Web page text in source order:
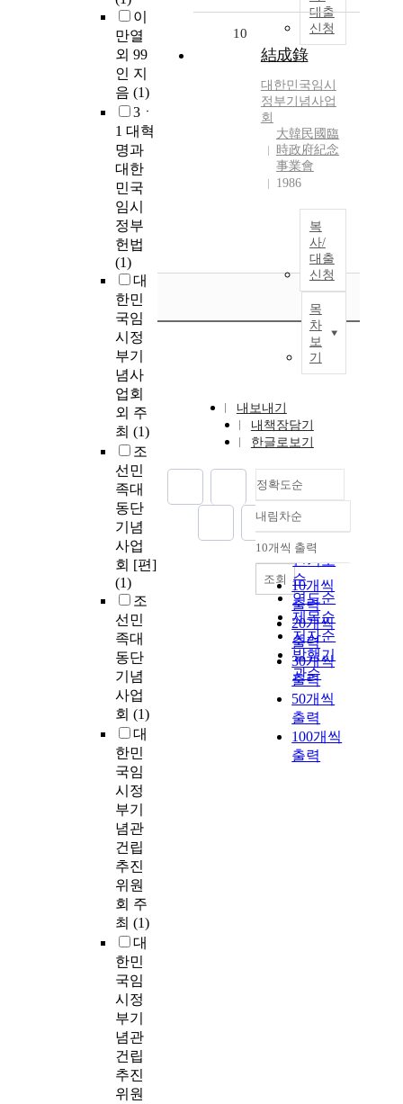
이
만열
외 99
인 지
음 (1)
3ㆍ
1 대혁
명과
대한
민국
임시
정부
헌법
(1)
대
한민
국임
시정
부기
념사
업회
외 주
최 (1)
조
선민
족대
동단
기념
사업
회 [편]
(1)
조
선민
족대
동단
기념
사업
회 (1)
대
한민
국임
시정
부기
념관
건립
추진
위원
회 주
최 (1)
대
한민
국임
시정
부기
념관
건립
추진
위원
대출
신청
10
結成錄
대한민국임시
정부기념사업
회
大韓民國臨
時政府紀念
事業會
1986
복
사/
대출
신청
목
차
보
기
내보내기
내책장담기
한글로보기
정확도순
정확도
순
인기도
순
연도순
제목순
저자순
발행기
관순
내림차순
내림차순
10개씩 출력
10개씩
출력
20개씩
출력
30개씩
출력
50개씩
출력
100개씩
출력
조회